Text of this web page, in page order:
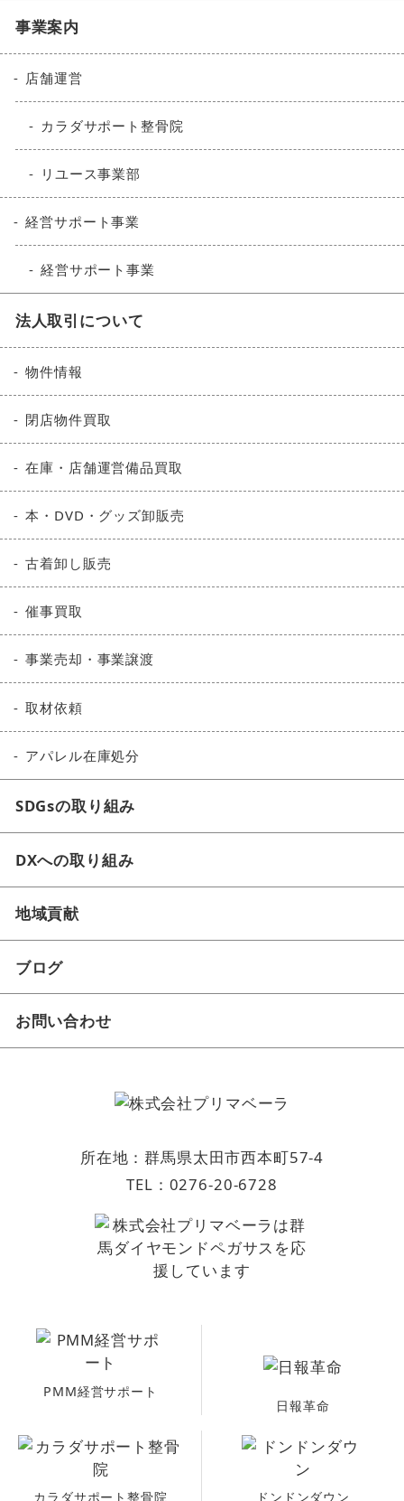
事業案内
店舗運営
カラダサポート整骨院
リユース事業部
経営サポート事業
経営サポート事業
法人取引について
物件情報
閉店物件買取
在庫・店舗運営備品買取
本・DVD・グッズ卸販売
古着卸し販売
催事買取
事業売却・事業譲渡
取材依頼
アパレル在庫処分
SDGsの取り組み
DXへの取り組み
地域貢献
ブログ
お問い合わせ
所在地：群馬県太田市西本町57-4
TEL： 0276-20-6728
PMM経営サポート
日報革命
カラダサポート整骨院 ドンドンダウン